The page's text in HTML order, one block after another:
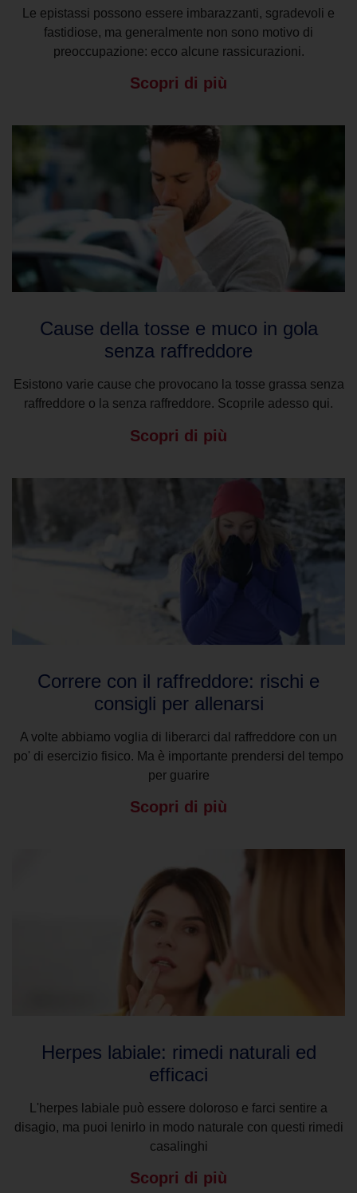
Le epistassi possono essere imbarazzanti, sgradevoli e
fastidiose, ma generalmente non sono motivo di
preoccupazione: ecco alcune rassicurazioni.
Scopri di più
Cause della tosse e muco in gola
senza raffreddore
Esistono varie cause che provocano la tosse grassa senza
raffreddore o la senza raffreddore. Scoprile adesso qui.
Scopri di più
Correre con il raffreddore: rischi e
consigli per allenarsi
A volte abbiamo voglia di liberarci dal raffreddore con un
po' di esercizio fisico. Ma è importante prendersi del tempo
per guarire
Scopri di più
Herpes labiale: rimedi naturali ed
efficaci
L'herpes labiale può essere doloroso e farci sentire a
disagio, ma puoi lenirlo in modo naturale con questi rimedi
casalinghi
Scopri di più